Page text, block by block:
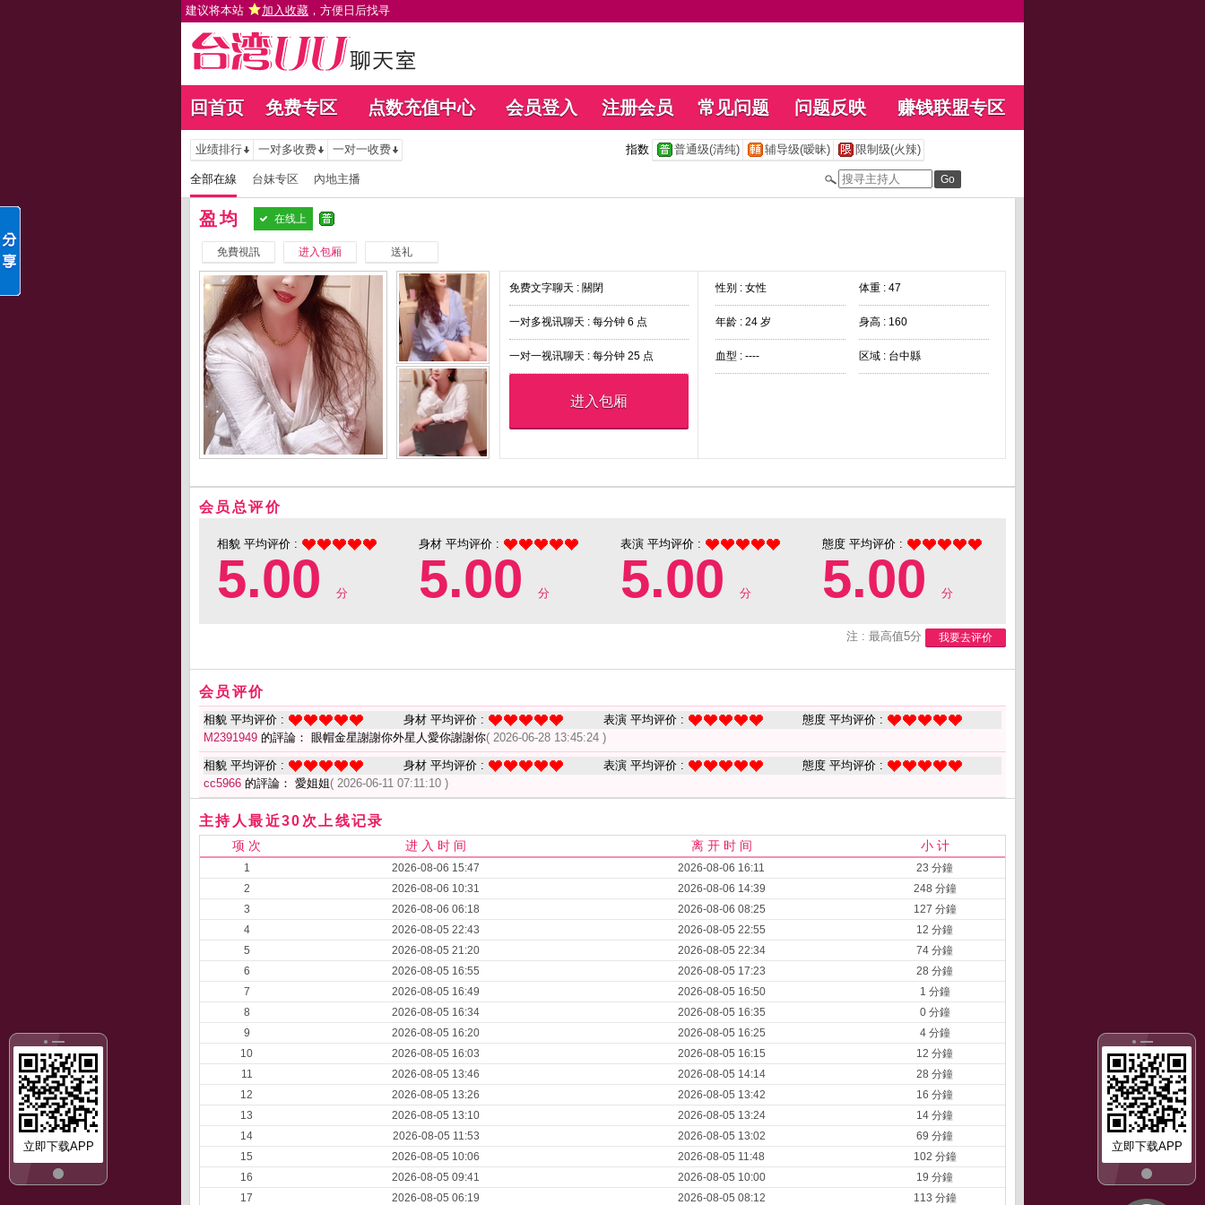
建议将本站 加入收藏 ，方便日后找寻
回首页 免费专区 点数充值中心 会员登入 注册会员 常见问题 问题反映 赚钱联盟专区
立即下载APP
立即下载APP
业绩排行 一对多收费 一对一收费 指数 普通级(清纯) 辅导级(暧昧) 限制级(火辣)
全部在線 台妹专区 內地主播
盈均 在线上
免費視訊 进入包厢 送礼
免费文字聊天 : 關閉
一对多视讯聊天 : 每分钟 6 点
一对一视讯聊天 : 每分钟 25 点
进入包厢
性别 : 女性 体重 : 47
年龄 : 24 岁 身高 : 160
血型 : ---- 区域 : 台中縣
会员总评价
相貌 平均评价 :
5.00 分
身材 平均评价 :
5.00 分
表演 平均评价 :
5.00 分
態度 平均评价 :
5.00 分
注 : 最高值5分 我要去评价
会员评价
相貌 平均评价 : 身材 平均评价 : 表演 平均评价 :
態度 平均评价 :
M2391949 的評論： 眼帽金星謝謝你外星人愛你謝謝你( 2026-06-28 13:45:24 )
相貌 平均评价 : 身材 平均评价 : 表演 平均评价 :
態度 平均评价 :
cc5966 的評論： 愛姐姐( 2026-06-11 07:11:10 )
主持人最近30次上线记录
项 次 进 入 时 间 离 开 时 间 小 计
1 2026-08-06 15:47 2026-08-06 16:11
23 分鐘
2
2026-08-06 10:31 2026-08-06 14:39
248 分鐘
3
2026-08-06 06:18 2026-08-06 08:25
127 分鐘
4
2026-08-05 22:43 2026-08-05 22:55
12 分鐘
5
2026-08-05 21:20 2026-08-05 22:34
74 分鐘
6
2026-08-05 16:55 2026-08-05 17:23
28 分鐘
7
2026-08-05 16:49 2026-08-05 16:50
1 分鐘
8
2026-08-05 16:34 2026-08-05 16:35
0 分鐘
9
2026-08-05 16:20 2026-08-05 16:25
4 分鐘
10
2026-08-05 16:03 2026-08-05 16:15
12 分鐘
11
2026-08-05 13:46 2026-08-05 14:14
28 分鐘
12
2026-08-05 13:26 2026-08-05 13:42
16 分鐘
13
2026-08-05 13:10 2026-08-05 13:24
14 分鐘
14
2026-08-05 11:53 2026-08-05 13:02
69 分鐘
15
2026-08-05 10:06 2026-08-05 11:48
102 分鐘
16
2026-08-05 09:41 2026-08-05 10:00
19 分鐘
17
2026-08-05 06:19 2026-08-05 08:12 113 分鐘